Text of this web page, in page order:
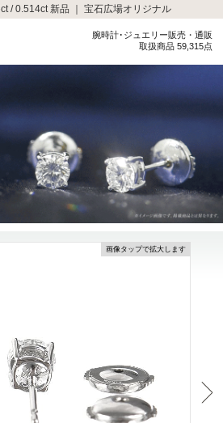
/ 0.514ct 新品 ｜ 宝石広場オリジナル
腕時計･ジュエリー販売・通販
取扱商品 59,315点
画像タップで拡大します